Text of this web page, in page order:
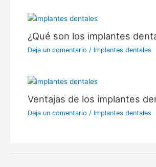
¿Qué son los implantes
Deja un comentario / Implantes dentales
Ventajas de los implantes
Deja un comentario / Implantes dentales